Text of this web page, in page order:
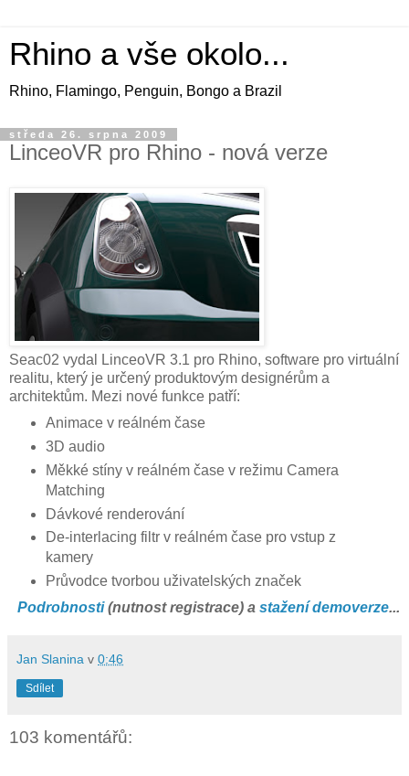
Rhino a vše okolo...
Rhino, Flamingo, Penguin, Bongo a Brazil
středa 26. srpna 2009
LinceoVR pro Rhino - nová verze
Seac02 vydal LinceoVR 3.1 pro Rhino, software pro virtuální
realitu, který je určený produktovým designérům a
architektům. Mezi nové funkce patří:
Animace v reálném čase
3D audio
Měkké stíny v reálném čase v režimu Camera
Matching
Dávkové renderování
De-interlacing filtr v reálném čase pro vstup z
kamery
Průvodce tvorbou uživatelských značek
Podrobnosti(nutnost registrace) a stažení demoverze...
Jan Slanina v 0:46
Sdílet
103 komentářů: